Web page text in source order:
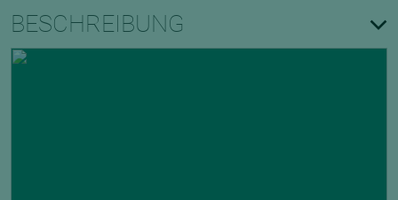
BESCHREIBUNG